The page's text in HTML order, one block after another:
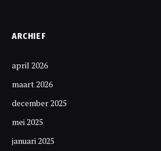
ARCHIEF
april 2026
maart 2026
december 2025
mei 2025
januari 2025